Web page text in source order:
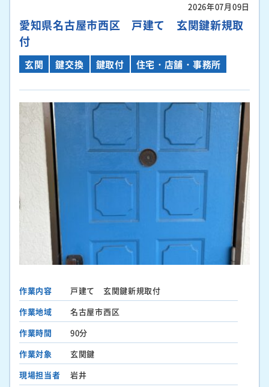
2026年07月09日
愛知県名古屋市西区 戸建て 玄関鍵新規取
付
玄関 鍵交換 鍵取付 住宅・店舗・事務所
作業内容
戸建て 玄関鍵新規取付
作業地域
名古屋市西区
作業時間
90分
作業対象
玄関鍵
現場担当者
岩井